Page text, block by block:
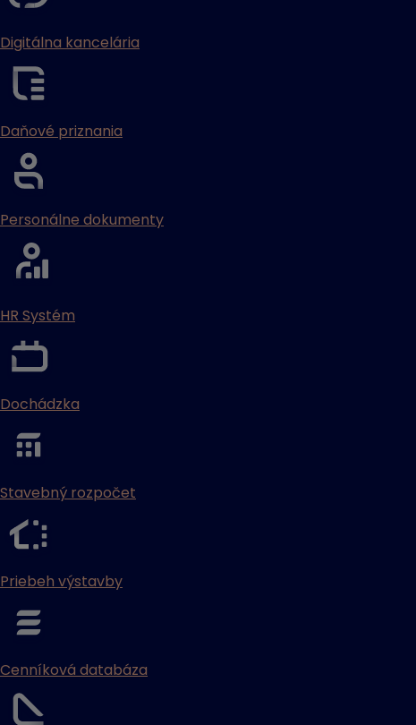
Digitálna kancelária
Daňové priznania
Personálne dokumenty
HR Systém
Dochádzka
Stavebný rozpočet
Priebeh výstavby
Cenníková databáza